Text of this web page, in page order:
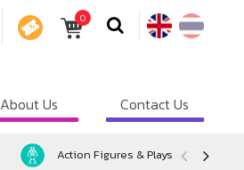
0
About Us Contact Us
Action Figures & Playsets